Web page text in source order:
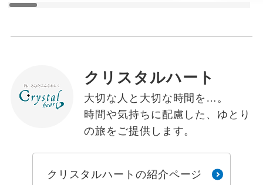
クリスタルハート
大切な人と大切な時間を…。
時間や気持ちに配慮した、ゆとり
の旅をご提供します。
クリスタルハートの紹介ページ